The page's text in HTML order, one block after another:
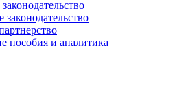
законодательство
пособия и аналитика